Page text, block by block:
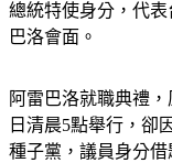
總統特使身分，代
巴洛會面。
阿雷巴洛就職典禮
日清晨5點舉行，卻
種子黨，議員身分